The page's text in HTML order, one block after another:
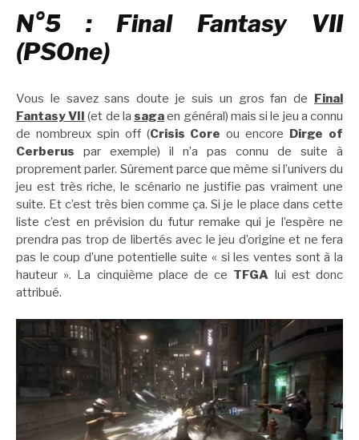
N°5 : Final Fantasy VII
(PSOne)
Vous le savez sans doute je suis un gros fan de Final
Fantasy VII (et de lasagaen général) mais si le jeu a connu
de nombreux spin off (Crisis Core ou encore Dirge of
Cerberus par exemple) il n’a pas connu de suite à
proprement parler. Sûrement parce que même si l’univers du
jeu est très riche, le scénario ne justifie pas vraiment une
suite. Et c’est très bien comme ça. Si je le place dans cette
liste c’est en prévision du futur remake qui je l’espère ne
prendra pas trop de libertés avec le jeu d’origine et ne fera
pas le coup d’une potentielle suite « si les ventes sont à la
hauteur ». La cinquième place de ce TFGA lui est donc
attribué.